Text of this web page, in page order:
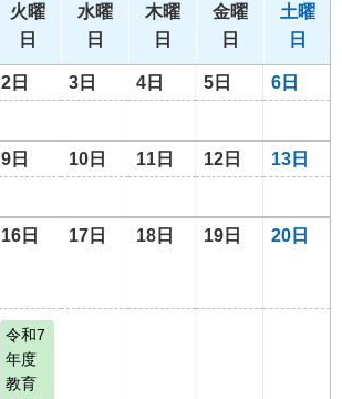
火曜
日
水曜
日
木曜
日
金曜
日
土曜
日
2日 3日 4日 5日 6日
9日 10日 11日 12日 13日
16日 17日 18日 19日 20日
令和7
年度
教育